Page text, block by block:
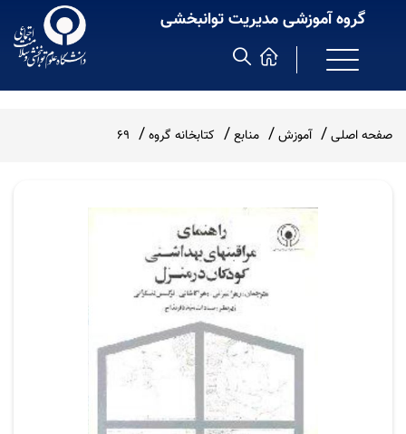
گروه آموزشی مدیریت توانبخشی
صفحه اصلی آموزش منابع کتابخانه گروه 69